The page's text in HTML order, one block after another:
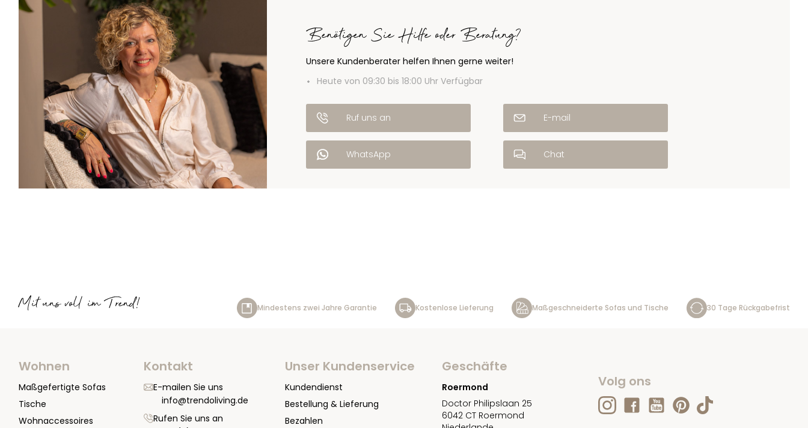
Benötigen Sie Hilfe oder Beratung?
Unsere Kundenberater helfen Ihnen gerne weiter!
Heute von 09:30 bis 18:00 Uhr Verfügbar
Ruf uns an E-mail
WhatsApp Chat
Mit uns voll im Trend! Mindestens zwei Jahre Garantie Kostenlose Lieferung Maßgeschneiderte Sofas und Tische 30 Tage Rückgabefrist
Wohnen
Maßgefertigte Sofas
Tische
Wohnaccessoires
Kontakt
E-mailen Sie uns
info@trendoliving.de
Rufen Sie uns an
Unser Kundenservice
Kundendienst
Bestellung & Lieferung
Bezahlen
Geschäfte
Roermond
Doctor Philipslaan 25
6042 CT Roermond
Volg ons